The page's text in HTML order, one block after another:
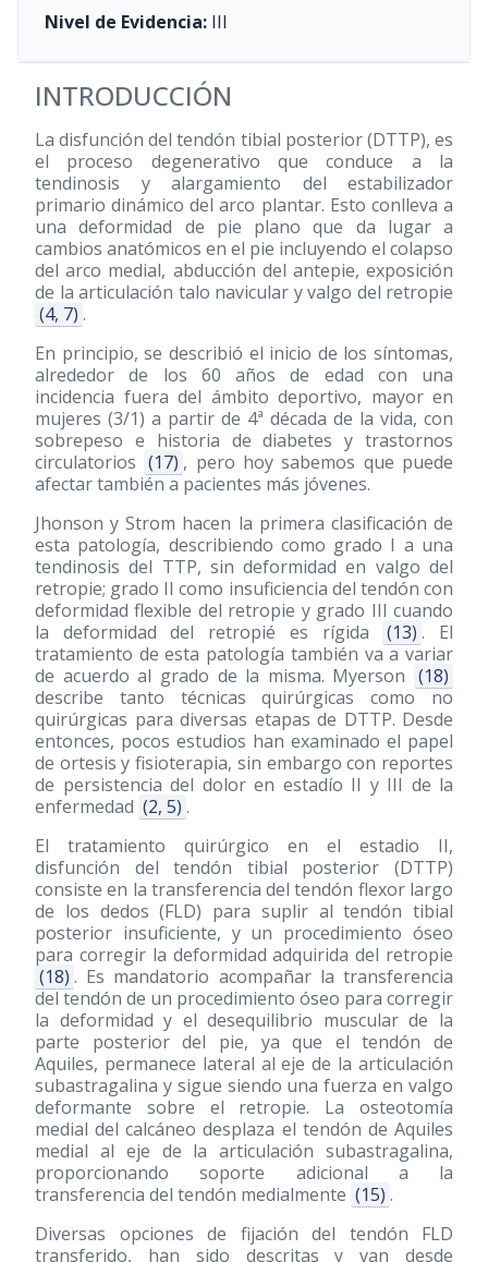
Nivel de Evidencia: III
INTRODUCCIÓN
La disfunción del tendón tibial posterior (DTTP), es
el proceso degenerativo que conduce a la
tendinosis y alargamiento del estabilizador
primario dinámico del arco plantar. Esto conlleva a
una deformidad de pie plano que da lugar a
cambios anatómicos en el pie incluyendo el colapso
del arco medial, abducción del antepie, exposición
de la articulación talo navicular y valgo del retropie
(4, 7) .
En principio, se describió el inicio de los síntomas,
alrededor de los 60 años de edad con una
incidencia fuera del ámbito deportivo, mayor en
mujeres (3/1) a partir de 4ª década de la vida, con
sobrepeso e historia de diabetes y trastornos
circulatorios (17) , pero hoy sabemos que puede
afectar también a pacientes más jóvenes.
Jhonson y Strom hacen la primera clasificación de
esta patología, describiendo como grado I a una
tendinosis del TTP, sin deformidad en valgo del
retropie; grado II como insuficiencia del tendón con
deformidad flexible del retropie y grado III cuando
la deformidad del retropié es rígida
(13) . El
tratamiento de esta patología también va a variar
de acuerdo al grado de la misma. Myerson (18)
describe tanto técnicas quirúrgicas como no
quirúrgicas para diversas etapas de DTTP. Desde
entonces, pocos estudios han examinado el papel
de ortesis y fisioterapia, sin embargo con reportes
de persistencia del dolor en estadío II y III de la
enfermedad (2, 5) .
El tratamiento quirúrgico en el estadio II,
disfunción del tendón tibial posterior (DTTP)
consiste en la transferencia del tendón flexor largo
de los dedos (FLD) para suplir al tendón tibial
posterior insuficiente, y un procedimiento óseo
para corregir la deformidad adquirida del retropie
(18) . Es mandatorio acompañar la transferencia
del tendón de un procedimiento óseo para corregir
la deformidad y el desequilibrio muscular de la
parte posterior del pie, ya que el tendón de
Aquiles, permanece lateral al eje de la articulación
subastragalina y sigue siendo una fuerza en valgo
deformante sobre el retropie. La osteotomía
medial del calcáneo desplaza el tendón de Aquiles
medial al eje de la articulación subastragalina,
proporcionando soporte adicional a la
transferencia del tendón medialmente (15) .
Diversas opciones de fijación del tendón FLD
transferido, han sido descritas y van desde